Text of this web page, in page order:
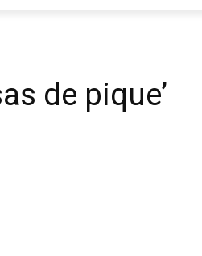
de pique’